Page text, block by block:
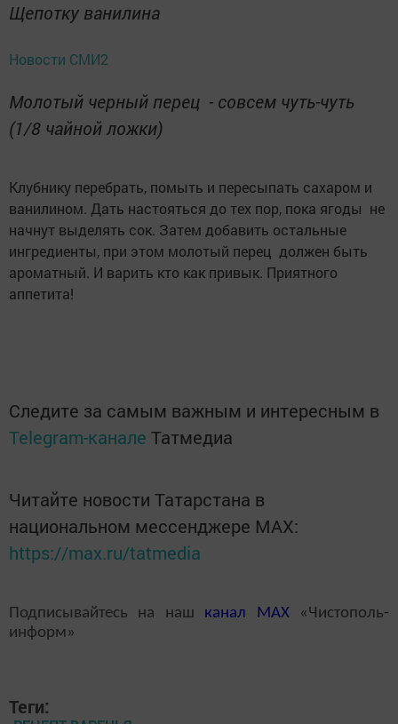
Щепотку ванилина
Новости СМИ2
Молотый черный перец - совсем чуть-чуть
(1/8 чайной ложки)
Клубнику перебрать, помыть и пересыпать сахаром и
ванилином. Дать настояться до тех пор, пока ягоды не
начнут выделять сок. Затем добавить остальные
ингредиенты, при этом молотый перец должен быть
ароматный. И варить кто как привык. Приятного
аппетита!
Следите за самым важным и интересным в
Telegram-канале Татмедиа
Читайте новости Татарстана в
национальном мессенджере MАХ:
https://max.ru/tatmedia
Подписывайтесь на наш канал MAX«Чистополь-
информ»
Теги: